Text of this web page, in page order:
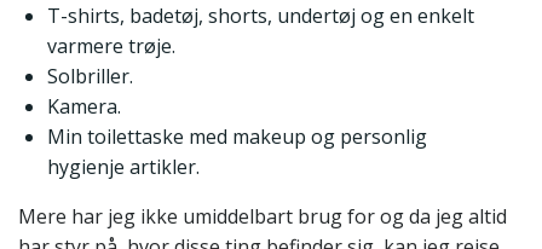
T-shirts, badetøj, shorts, undertøj og en enkelt
varmere trøje.
Solbriller.
Kamera.
Min toilettaske med makeup og personlig
hygienje artikler.
Mere har jeg ikke umiddelbart brug for og da jeg altid